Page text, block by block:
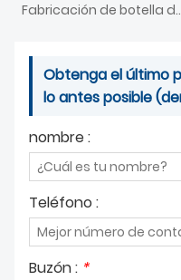
Fabricación de botella de agua de acero inoxidable
Obtenga el último
lo antes posible
nombre :
Teléfono :
Buzón : *